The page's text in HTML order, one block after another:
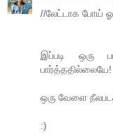
//லேட்டாக போய்
இப்படி ஒரு
பார்த்ததில்லையே!
ஒரு வேளை
:)